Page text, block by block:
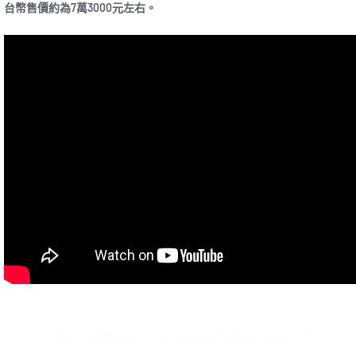
台幣售價約為7萬3000元左右。